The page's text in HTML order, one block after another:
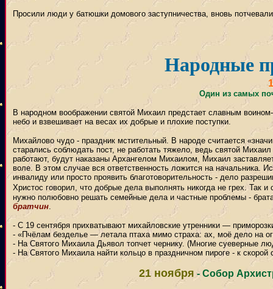
Просили люди у батюшки домового заступничества, вновь
Народные
Один из самых
В народном воображении святой Михаил предстает славным
небо и взвешивает на весах их добрые и плохие поступки.
Михайлово чудо - праздник мстительный. В народе считается
старались соблюдать пост, не работать тяжело, ведь святой
работают, будут наказаны Архангелом Михаилом, Михаил
воле. В этом случае вся ответственность ложится на
инвалиду или просто проявить благотоворительность - дело
Христос говорил, что добрые дела выполнять никогда не грех. Так
нужно полюбовно решать семейные дела и частные проблемы -
братчин.
- С 19 сентября прихватывают михайловские утренники —
- «Пчёлам безделье — летала птаха мимо страха: ах, моё дело на
- На Святого Михаила Дьявол топчет чернику. (Многие суеверные
- На Святого Михаила найти кольцо в праздничном пироге - к скорой
21 ноября - Собор